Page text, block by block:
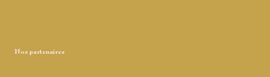
Nos partenaires